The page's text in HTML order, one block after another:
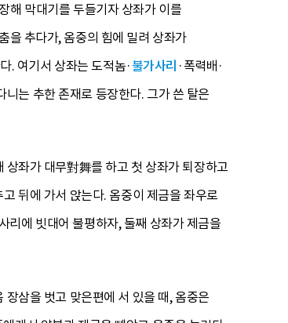
해 막대기를 두들기자 상좌가 이를
을 추다가, 옴중의 힘에 밀려 상좌가
. 여기서 상좌는 도적놈·불가사리 ·폭력배·
는 추한 존재로 등장한다. 그가 쓴 탈은
상좌가 대무對舞를 하고 첫 상좌가 퇴장하고
뒤에 가서 앉는다. 옴중이 제금을 좌우로
리에 빗대어 불평하자, 둘째 상좌가 제금을
삼을 벗고 맞은편에 서 있을 때, 옴중은